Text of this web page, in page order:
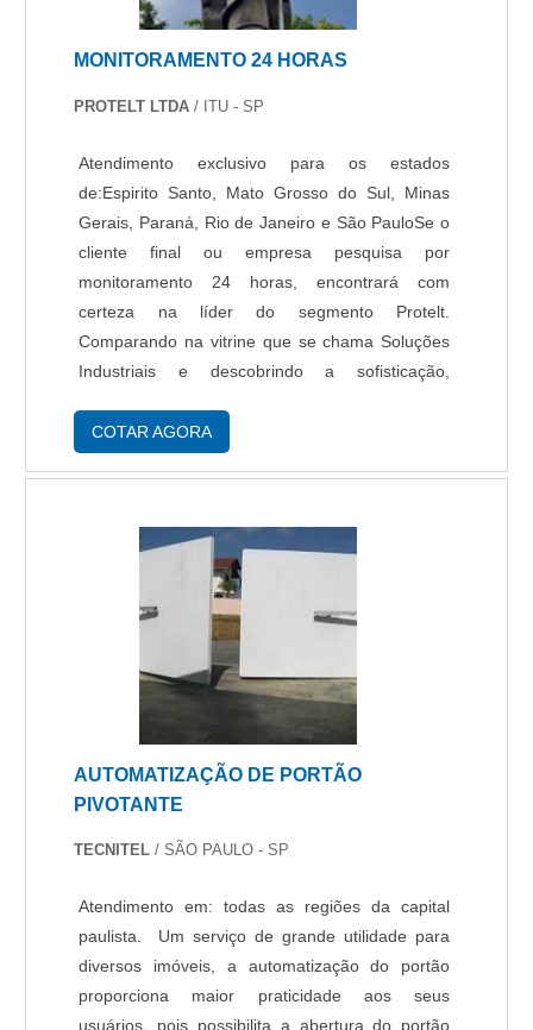
MONITORAMENTO 24 HORAS
PROTELT LTDA / ITU - SP
Atendimento exclusivo para os estados
de:Espirito Santo, Mato Grosso do Sul, Minas
Gerais, Paraná, Rio de Janeiro e São PauloSe o
cliente final ou empresa pesquisa por
monitoramento 24 horas, encontrará com
certeza na líder do segmento Protelt.
Comparando na vitrine que se chama Soluções
Industriais e descobrindo a sofisticação,
importante lembrar que o serviço deve sempre
ser prestado por empresas especializadas no
evitar prejuízos com imprevistos e execuções
mal elaboradas. Assim, é possível poupar gastos
desnecessários que podem ser direcionados a
outras áreas mais importantes.DIFERENCIAIS
IMPORTANTES DE MONITORAMENTO 24
HORASQuem pesquisa na internet por
monitoramento 24 horas em uma empresa
atua com cerca elétrica e acesso remoto,
garantindo o que há de melhor na
atualidade.Sem perder o foco em monitoramento
tenham produtos e serviços com ótima qualidade
e proteção, detalhes que passam despercebidos
e podem gerar prejuízo futuros para os
clientes.Existem muitas formas diferentes de
demonstrar conhecimento e autoridade em sua
COTAR AGORA
AUTOMATIZAÇÃO DE PORTÃO
PIVOTANTE
TECNITEL / SÃO PAULO - SP
Atendimento em: todas as regiões da capital
paulista. Um serviço de grande utilidade para
diversos imóveis, a automatização do portão
proporciona maior praticidade aos seus
usuários, pois possibilita a abertura do portão